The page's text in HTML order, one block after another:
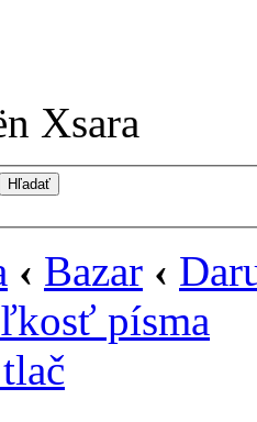
Xsara
‹ Bazar ‹
písma